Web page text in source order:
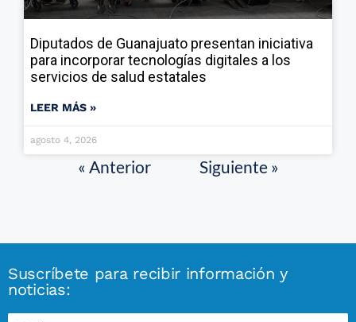
Diputados de Guanajuato presentan iniciativa
para incorporar tecnologías digitales a los
servicios de salud estatales
LEER MÁS »
agosto 4, 2026
« Anterior Siguiente »
Suscríbete para recibir información y
noticias: